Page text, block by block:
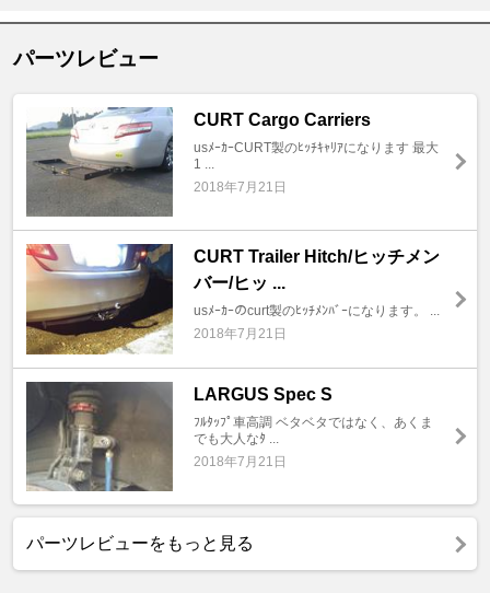
パーツレビュー
CURT Cargo Carriers
usﾒｰｶｰCURT製のﾋｯﾁｷｬﾘｱになります 最大
1 ...
2018年7月21日
CURT Trailer Hitch/ヒッチメン
バー/ヒッ ...
usﾒｰｶｰのcurt製のﾋｯﾁﾒﾝﾊﾞｰになります。 ...
2018年7月21日
LARGUS Spec S
ﾌﾙﾀｯﾌﾟ車高調 ベタベタではなく、あくま
でも大人なﾀ ...
2018年7月21日
パーツレビューをもっと見る